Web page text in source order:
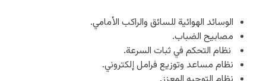
الوسائد الهوائية للسائق والراكب الأمامي.
مصابيح الضباب.
نظام التحكم في ثبات السرعة.
نظام مساعد وتوزيع فرامل إلكتروني.